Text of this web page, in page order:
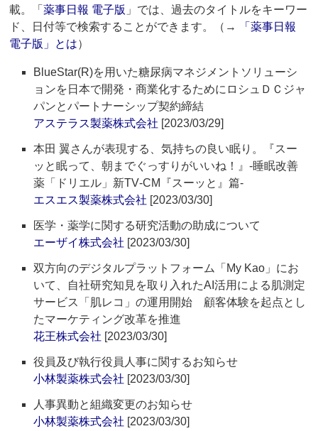
載。「薬事日報 電子版 」では、過去のタイトルをキーワー
ド、日付等で検索することができます。（→
「薬事日報
電子版」とは）
BlueStar(R)を用いた糖尿病マネジメントソリューシ
ョンを日本で開発・商業化するためにロシュＤＣジャ
パンとパートナーシップ契約締結
アステラス製薬株式会社 [2023/03/29]
本田 翼さんが表現する、気持ちの良い眠り。『スー
ッと眠って、朝までぐっすりがいいね！』‐睡眠改善
薬「ドリエル」新TV‐CM『スーッと』篇‐
エスエス製薬株式会社 [2023/03/30]
医学・薬学に関する研究活動の助成について
エーザイ株式会社 [2023/03/30]
双方向のデジタルプラットフォーム「My Kao」にお
いて、自社研究知見を取り入れたAI活用による肌測定
サービス「肌レコ」の運用開始 顧客体験を起点とし
たマーケティング改革を推進
花王株式会社 [2023/03/30]
役員及び執行役員人事に関するお知らせ
小林製薬株式会社 [2023/03/30]
人事異動と組織変更のお知らせ
小林製薬株式会社 [2023/03/30]